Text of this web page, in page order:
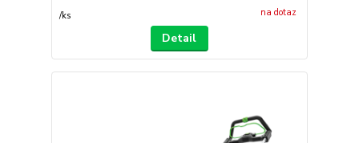
/ks na dotaz
Detail